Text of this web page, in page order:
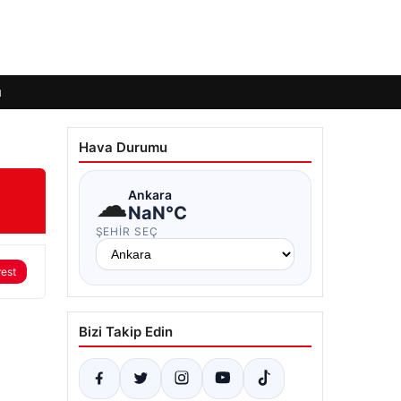
Hava Durumu
☁Ankara
NaN°C
ŞEHIR SEÇ
Bizi Takip Edin